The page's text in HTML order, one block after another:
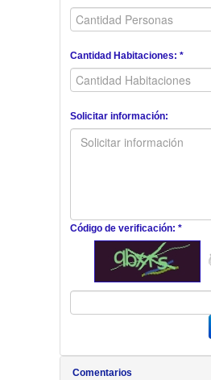
Cantidad Habitaciones: *
Solicitar información:
Código de verificación: *
Comentarios